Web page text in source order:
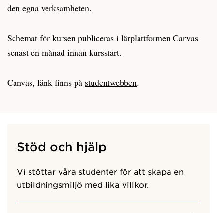
den egna verksamheten.
Schemat för kursen publiceras i lärplattformen Canvas
senast en månad innan kursstart.
Canvas, länk finns på studentwebben.
Stöd och hjälp
Vi stöttar våra studenter för att skapa en
utbildningsmiljö med lika villkor.